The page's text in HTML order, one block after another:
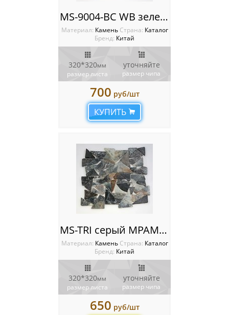
MS-9004-BC WB зеленый МРАМОР круглый
Материал: Камень Cтрана: Каталог
Бренд: Китай
320*320мм
размер листа
уточняйте
размер чипа
700 руб/шт
КУПИТЬ
MS-TRI серый МРАМОР треугольный
Материал: Камень Cтрана: Каталог
Бренд: Китай
320*320мм
размер листа
уточняйте
размер чипа
650 руб/шт